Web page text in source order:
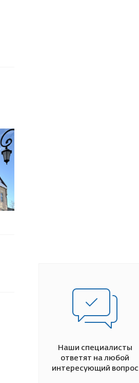
Наши специалисты
ответят на любой
интересующий вопрос